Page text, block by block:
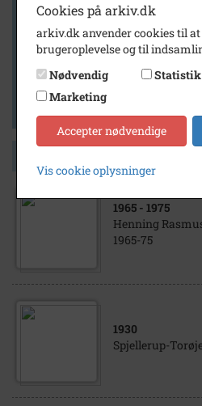
Vis kun med billeder
Vis kun med filmklip
Vis kun med kilder
1965 - 1975
Henning
1965-75
1930
Spjellerup-
Cookies på arkiv.dk
arkiv.dk anvender cookies til
brugeroplevelse og til
Nødvendig
Statistik
Marketing
Accepter nødvendige
Vis cookie oplysninger